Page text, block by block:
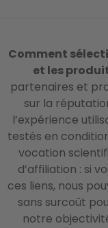
Comment
et les
partenaires et
sur la
l’expérience
testés en
vocation
d’affiliation : si
ces liens, nous
sans surcoût
notre